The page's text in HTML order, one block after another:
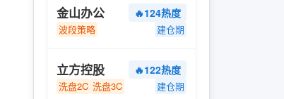
金山办公 🔥124热度
波段策略 建仓期
立方控股 🔥122热度
洗盘2C 洗盘3C 建仓期